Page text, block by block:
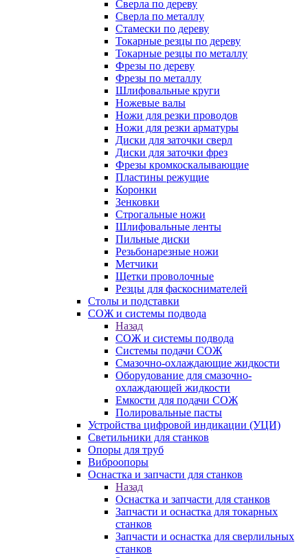
Сверла по дереву
Сверла по металлу
Стамески по дереву
Токарные резцы по дереву
Токарные резцы по металлу
Фрезы по дереву
Фрезы по металлу
Шлифовальные круги
Ножевые валы
Ножи для резки проводов
Ножи для резки арматуры
Диски для заточки сверл
Диски для заточки фрез
Фрезы кромкоскалывающие
Пластины режущие
Коронки
Зенковки
Строгальные ножи
Шлифовальные ленты
Пильные диски
Резьбонарезные ножи
Метчики
Щетки проволочные
Резцы для фаскоснимателей
Столы и подставки
СОЖ и системы подвода
Назад
СОЖ и системы подвода
Системы подачи СОЖ
Смазочно-охлаждающие жидкости
Оборудование для смазочно-
охлаждающей жидкости
Емкости для подачи СОЖ
Полировальные пасты
Устройства цифровой индикации (УЦИ)
Светильники для станков
Опоры для труб
Виброопоры
Оснастка и запчасти для станков
Назад
Оснастка и запчасти для станков
Запчасти и оснастка для токарных
станков
Запчасти и оснастка для сверлильных
станков